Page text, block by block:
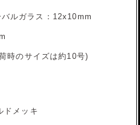
ルガラス：12x10mm
時のサイズは約10号)
ドメッキ